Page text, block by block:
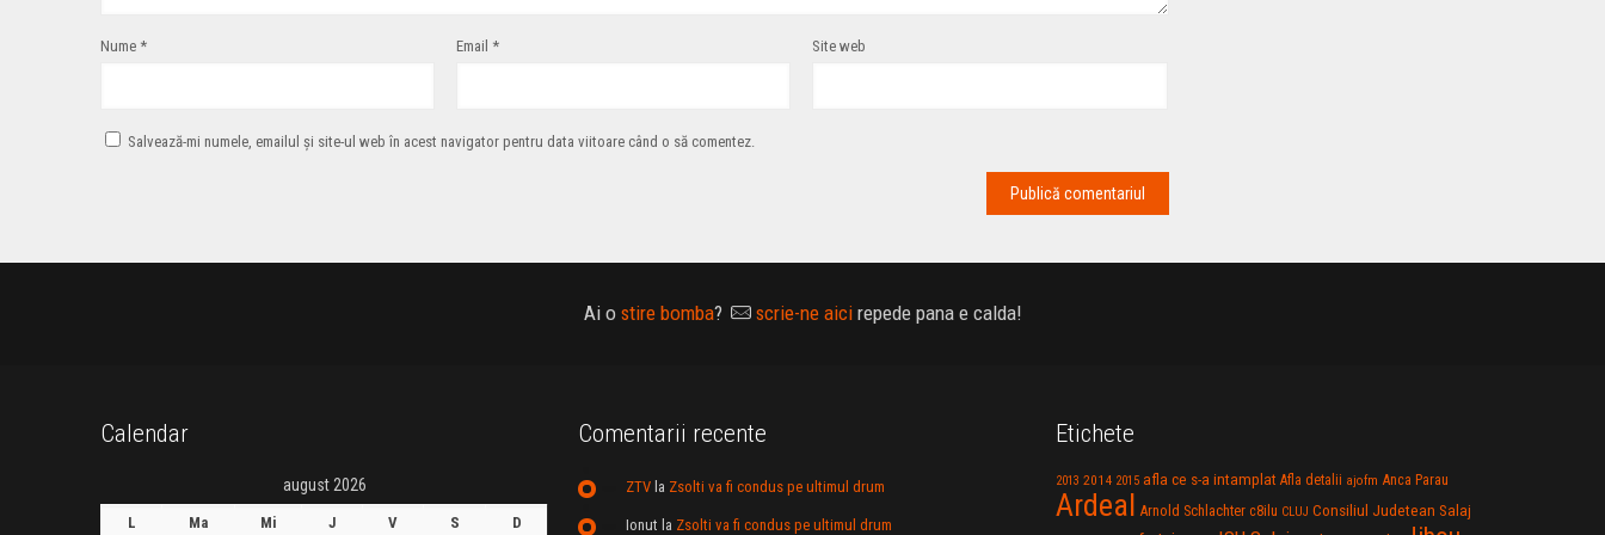
Nume * Email * Site web
Salvează-mi numele, emailul și site-ul web în acest navigator pentru data viitoare când o să comentez.
Ai o stire bomba? scrie-ne aicirepede pana e calda!
Calendar
august 2026
L Ma Mi J V S D
Comentarii recente
ZTVla Zsolti va fi condus pe ultimul drum
Ionut la Zsolti va fi condus pe ultimul drum
Etichete
2013 2014 2015 afla ce s-a intamplat Afla detalii ajofm Anca Parau
Ardeal Arnold Schlachter c8ilu CLUJ Consiliul Judetean Salaj